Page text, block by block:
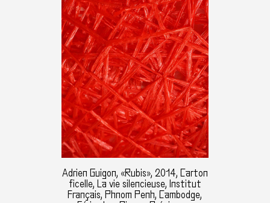
Adrien Guigon, «Rubis», 2014, Carton
ficelle, La vie silencieuse, Institut
Français, Phnom Penh, Cambodge,